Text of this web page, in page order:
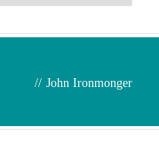
// John Ironmonger